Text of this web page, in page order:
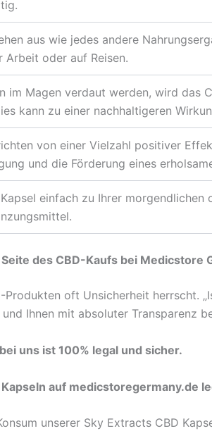
aus wie jedes andere
Arbeit oder auf Reisen.
im Magen verdaut werden, wird das
kann zu einer nachhaltigeren
von einer Vielzahl positiver
und die Förderung eines
einfach zu Ihrer
des CBD-Kaufs bei Medicstore
oft Unsicherheit herrscht.
Ihnen mit absoluter Transparenz
uns ist 100% legal und sicher.
auf medicstoregermany.de
unserer Sky Extracts CBD